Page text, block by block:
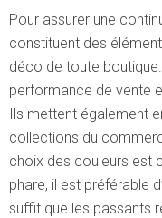
Pour assurer une
constituent des
déco de toute
performance de vente
Ils mettent également
collections du
choix des couleurs est
phare, il est préférable
suffit que les passants